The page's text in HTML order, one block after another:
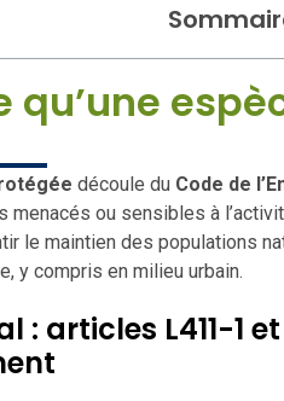
qu’une
découle du Code de
menacés ou sensibles à
le maintien des populations
y compris en milieu urbain.
: articles L411-1